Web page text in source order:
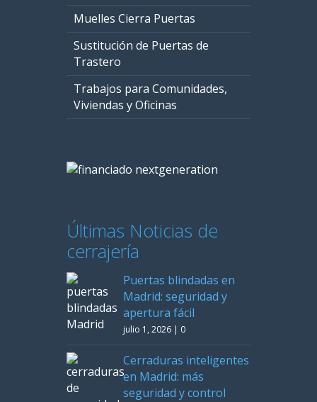
Muelles Cierra Puertas
Sustitución de Puertas de
Trastero
Trabajos para Comunidades,
Viviendas y Oficinas
Últimas Noticias de
cerrajería
Puertas blindadas en
Madrid: seguridad y
apertura fácil
julio 1, 2026 | 0
Cerraduras inteligentes
en Madrid: más
seguridad y control